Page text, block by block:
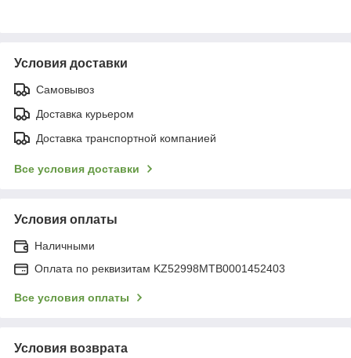
Условия доставки
Самовывоз
Доставка курьером
Доставка транспортной компанией
Все условия доставки
Условия оплаты
Наличными
Оплата по реквизитам KZ52998MTB0001452403
Все условия оплаты
Условия возврата